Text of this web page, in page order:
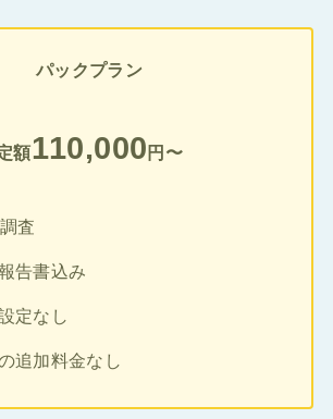
パックプラン
額110,000 円〜
査
告書込み
定なし
追加料金なし